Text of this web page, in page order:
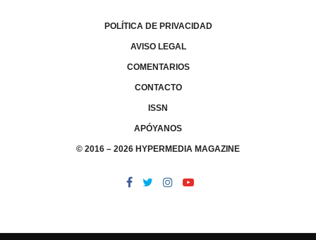
POLÍTICA DE PRIVACIDAD
AVISO LEGAL
COMENTARIOS
CONTACTO
ISSN
APÓYANOS
© 2016 – 2026 HYPERMEDIA MAGAZINE